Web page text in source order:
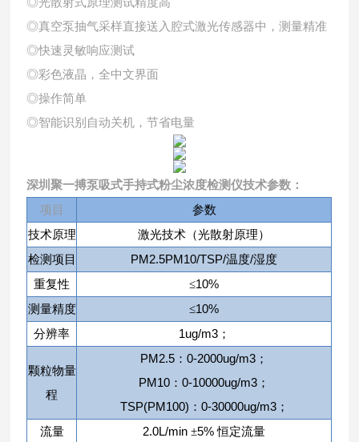
◎真空泵抽气采样直接送入腔式激光传感器中，测量精准
◎快速灵敏响应测试
◎彩色液晶，全中文界面
◎操作简单
◎智能识别自动关机，节省电量
深圳聚一搏泵吸式手持式粉尘浓度检测仪技术参数 ：
项目
参数
技术原理
激光技术（光散射原理）
检测项目
PM2.5PM10/TSP/温度/湿度
重复性
≤10%
测量精度 ≤10%
分辨率 1ug/m3；
颗粒物量
程
PM2.5 ：0-2000ug/m3 ；
PM10 ：0-10000ug/m3 ；
TSP(PM100) ： 0-30000ug/m3；
流量
2.0L/min±5%恒定流量